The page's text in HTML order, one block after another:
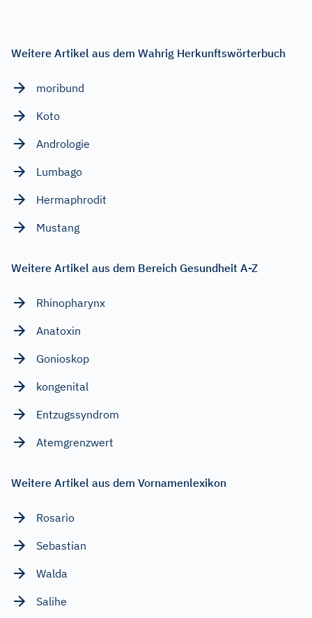
Weitere Artikel aus dem Wahrig Herkunftswörterbuch
moribund
Koto
Andrologie
Lumbago
Hermaphrodit
Mustang
Weitere Artikel aus dem Bereich Gesundheit A-Z
Rhinopharynx
Anatoxin
Gonioskop
kongenital
Entzugssyndrom
Atemgrenzwert
Weitere Artikel aus dem Vornamenlexikon
Rosario
Sebastian
Walda
Salihe